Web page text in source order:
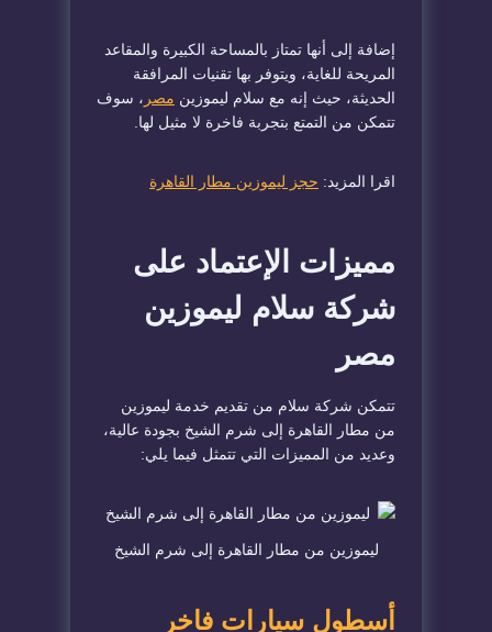
إضافة إلى أنها تمتاز بالمساحة الكبيرة والمقاعد
المريحة للغاية، ويتوفر بها تقنيات المرافقة
الحديثة، حيث إنه مع سلام ليموزين مصر ، سوف
تتمكن من التمتع بتجربة فاخرة لا مثيل لها.
اقرا المزيد: حجز ليموزين مطار القاهرة
مميزات الإعتماد على
شركة سلام ليموزين
مصر
تتمكن شركة سلام من تقديم خدمة ليموزين
من مطار القاهرة إلى شرم الشيخ بجودة عالية،
وعديد من المميزات التي تتمثل فيما يلي:
ليموزين من مطار القاهرة إلى شرم الشيخ
أسطول سيارات فاخر